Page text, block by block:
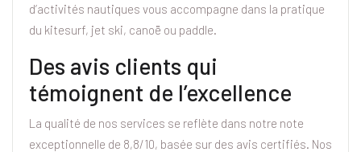
d’activités nautiques vous accompagne dans la pratique
du kitesurf, jet ski, canoë ou paddle.
Des avis clients qui
témoignent de l’excellence
La qualité de nos services se reflète dans notre note
exceptionnelle de 8,8/10, basée sur des avis certifiés. Nos